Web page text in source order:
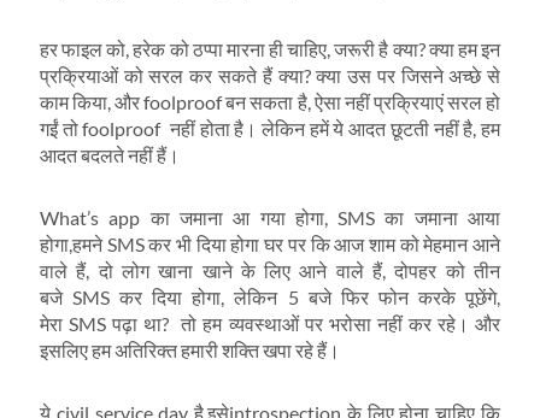
हर फाइल को, हरेक को ठप्‍पा मारना ही चाहिए, जरूरी है क्‍या? क्‍या हम इन
प्रक्रियाओं को सरल कर सकते हैं क्‍या? क्‍या उस पर जिसने अच्‍छे से
काम किया, और foolproof बन सकता है, ऐसा नहीं प्रक्रियाएं सरल हो
गईं तो foolproof नहीं होता है। लेकिन हमें ये आदत छूटती नहीं है, हम
आदत बदलते नहीं हैं।
What’s app का जमाना आ गया होगा, SMS का जमाना आया
होगा,हमने SMS कर भी दिया होगा घर पर कि आज शाम को मेहमान आने
वाले हैं, दो लोग खाना खाने के लिए आने वाले हैं, दोपहर को तीन
बजे SMS कर दिया होगा, लेकिन 5 बजे फिर फोन करके पूछेंगे,
मेरा SMS पढ़ा था? तो हम व्‍यवस्‍थाओं पर भरोसा नहीं कर रहे। और
इसलिए हम अतिरिक्‍त हमारी शक्ति खपा रहे हैं।
ये civil service day है,इसेintrospection के लिए होना चाहिए कि